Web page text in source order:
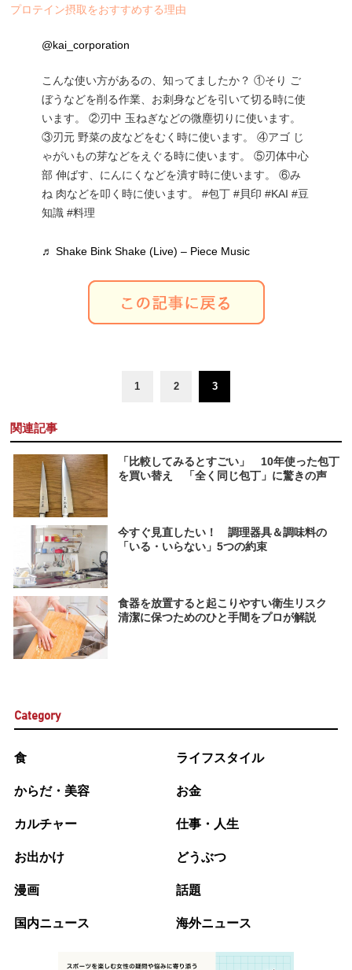
プロテイン摂取をおすすめする理由
@kai_corporation
こんな使い方があるの、知ってましたか？ ①そり ご
ぼうなどを削る作業、お刺身などを引いて切る時に使
います。 ②刃中 玉ねぎなどの微塵切りに使います。
③刃元 野菜の皮などをむく時に使います。 ④アゴ じ
ゃがいもの芽などをえぐる時に使います。 ⑤刃体中心
部 伸ばす、にんにくなどを潰す時に使います。 ⑥み
ね 肉などを叩く時に使います。 #包丁 #貝印 #KAI #豆
知識 #料理
♬ Shake Bink Shake (Live) – Piece Music
1 2 3
関連記事
「比較してみるとすごい」 10年使った包丁
を買い替え 「全く同じ包丁」に驚きの声
今すぐ見直したい！ 調理器具＆調味料の
「いる・いらない」5つの約束
食器を放置すると起こりやすい衛生リスク
清潔に保つためのひと手間をプロが解説
Category
食 ライフスタイル
からだ・美容 お金
カルチャー 仕事・人生
お出かけ どうぶつ
漫画 話題
国内ニュース 海外ニュース